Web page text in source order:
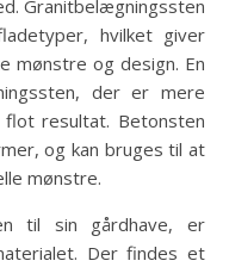
Granitbelægningssten
hvilket giver
mønstre og design. En
der er mere
resultat. Betonsten
og kan bruges til at
mønstre.
til sin gårdhave, er
Der findes et